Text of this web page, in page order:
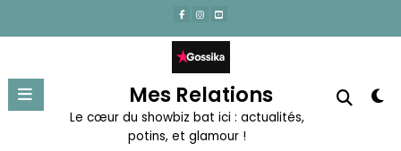
contenu
Mes Relations
Le cœur du showbiz bat ici : actualités,
potins, et glamour !